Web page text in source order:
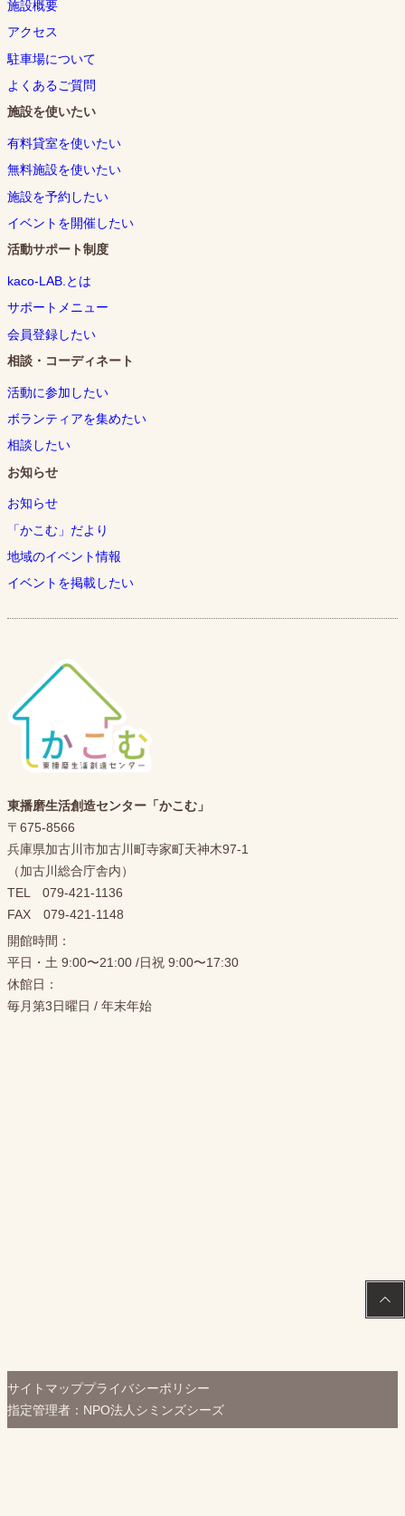
施設概要
アクセス
駐車場について
よくあるご質問
施設を使いたい
有料貸室を使いたい
無料施設を使いたい
施設を予約したい
イベントを開催したい
活動サポート制度
kaco-LAB.とは
サポートメニュー
会員登録したい
相談・コーディネート
活動に参加したい
ボランティアを集めたい
相談したい
お知らせ
お知らせ
「かこむ」だより
地域のイベント情報
イベントを掲載したい
東播磨生活創造センター「かこむ」
〒675-8566
兵庫県加古川市加古川町寺家町天神木97-1
（加古川総合庁舎内）
TEL 079-421-1136
FAX 079-421-1148
開館時間：
平日・土 9:00〜21:00 /日祝 9:00〜17:30
休館日：
毎月第3日曜日 / 年末年始
サイトマッププライバシーポリシー
指定管理者：NPO法人シミンズシーズ
TOP